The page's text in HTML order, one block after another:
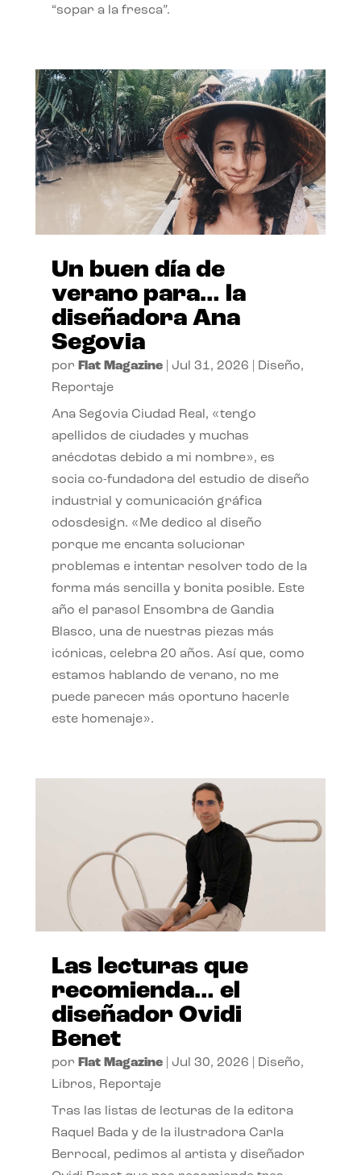
“sopar a la fresca”.
Un buen día de
verano para… la
diseñadora Ana
Segovia
por Flat Magazine| Jul 31, 2026 Diseño,
Reportaje
Ana Segovia Ciudad Real, «tengo
apellidos de ciudades y muchas
anécdotas debido a mi nombre», es
socia co-fundadora del estudio de diseño
industrial y comunicación gráfica
odosdesign. «Me dedico al diseño
porque me encanta solucionar
problemas e intentar resolver todo de la
forma más sencilla y bonita posible. Este
año el parasol Ensombra de Gandia
Blasco, una de nuestras piezas más
icónicas, celebra 20 años. Así que, como
estamos hablando de verano, no me
puede parecer más oportuno hacerle
este homenaje».
Las lecturas que
recomienda… el
diseñador Ovidi
Benet
por Flat Magazine| Jul 30, 2026 Diseño,
Libros, Reportaje
Tras las listas de lecturas de la editora
Raquel Bada y de la ilustradora Carla
Berrocal, pedimos al artista y diseñador